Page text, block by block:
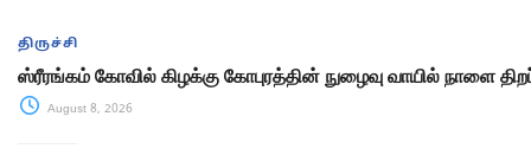
திருச்சி
ஸ்ரீரங்கம் கோவில் கிழக்கு கோபுரத்தின் நுழைவு வாயில் நாளை
August 8, 2026